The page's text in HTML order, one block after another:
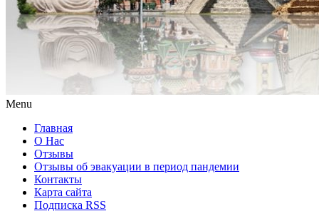
Menu
Главная
О Нас
Отзывы
Отзывы об эвакуации в период пандемии
Контакты
Карта сайта
Подписка RSS